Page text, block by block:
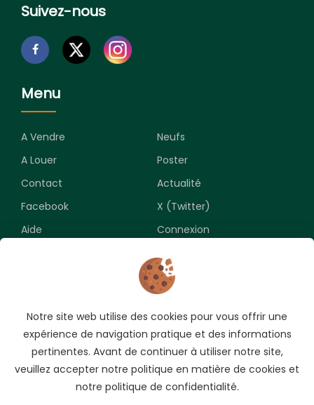
Suivez-nous
Menu
A Vendre
Neufs
A Louer
Poster
Contact
Actualité
Facebook
X (Twitter)
Aide
Connexion
Souscrivez pour recevoir les meilleures opportunités.
Notre site web utilise des cookies pour vous offrir une
expérience de navigation pratique et des informations
pertinentes. Avant de continuer à utiliser notre site,
veuillez accepter notre politique en matière de cookies et
notre politique de confidentialité.